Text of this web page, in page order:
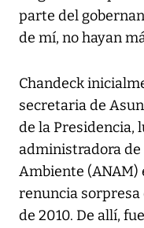
parte del
de mí, no hayan
Chandeck
secretaria de
de la Presidencia,
administradora
Ambiente (ANAM)
renuncia sorpresa
de 2010. De allí,